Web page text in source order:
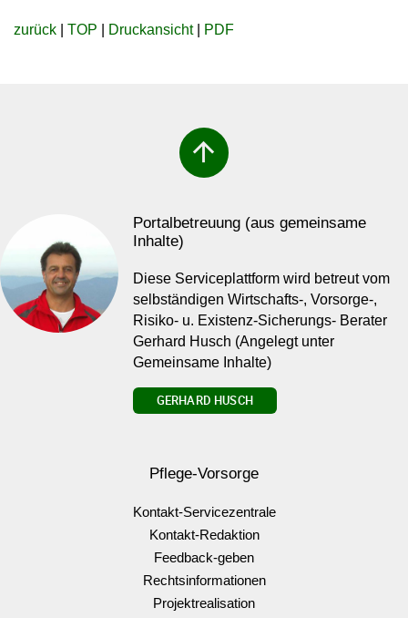
zurück TOP Druckansicht| PDF
arrow_upward
Portalbetreuung (aus gemeinsame
Inhalte)
Diese Serviceplattform wird betreut vom
selbständigen Wirtschafts-, Vorsorge-,
Risiko- u. Existenz-Sicherungs- Berater
Gerhard Husch (Angelegt unter
Gemeinsame Inhalte)
GERHARD HUSCH
Pflege-Vorsorge
Kontakt-Servicezentrale
Kontakt-Redaktion
Feedback-geben
Rechtsinformationen
Projektrealisation